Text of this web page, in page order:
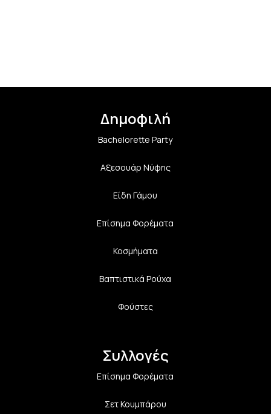
Δημοφιλή
Bachelorette Party
Αξεσουάρ Νύφης
Είδη Γάμου
Επίσημα Φορέματα
Κοσμήματα
Βαπτιστικά Ρούχα
Φούστες
Συλλογές
Επίσημα Φορέματα
Σετ Κουμπάρου